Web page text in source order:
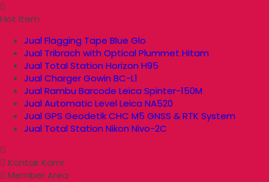
Hot Item
Jual Flagging Tape Blue Glo
Jual Tribrach with Optical Plummet Hitam
Jual Total Station Horizon H95
Jual Charger Gowin BC-L1
Jual Rambu Barcode Leica Spinter-150M
Jual Automatic Level Leica NA520
Jual GPS Geodetik CHC M5 GNSS & RTK System
Jual Total Station Nikon Nivo-2C
Kontak Kami
Member Area